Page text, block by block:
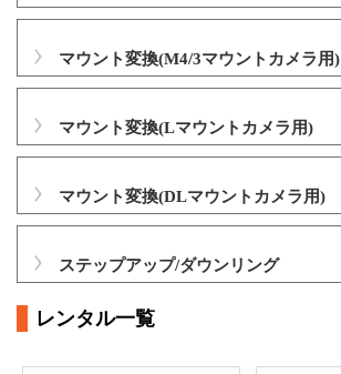
マウント変換(M4/3マウントカメラ用)
マウント変換(Lマウントカメラ用)
マウント変換(DLマウントカメラ用)
ステップアップ/ダウンリング
レンタル一覧